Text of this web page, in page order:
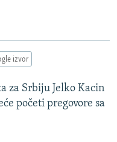
izvor
za Srbiju Jelko Kacin
početi pregovore sa